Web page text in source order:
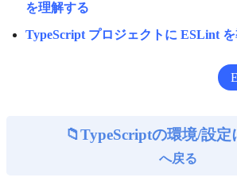
を理解する
TypeScript プロジェクトに ESLint
TypeScriptの環境/設定
へ戻る